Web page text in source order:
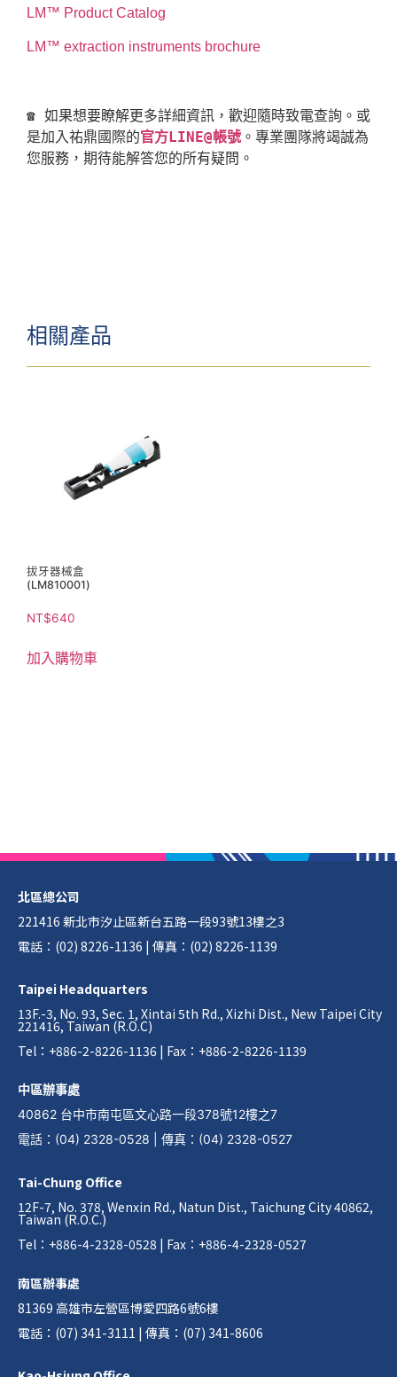
LM™ Product Catalog
LM™ extraction instruments brochure
☎ 如果想要瞭解更多詳細資訊，歡迎隨時致電查詢。或
是加入祐鼎國際的官方LINE@帳號 。專業團隊將竭誠為
相關產品
拔牙器械盒
(LM810001)
NT$640
加入購物車
北區總公司
221416 新北市汐止區新台五路一段93號13樓之3
電話：(02) 8226-1136 | 傳真：(02) 8226-1139
Taipei Headquarters
13F.-3, No. 93, Sec. 1, Xintai 5th Rd., Xizhi Dist., New Taipei City
221416, Taiwan (R.O.C)
Tel：+886-2-8226-1136 | Fax：+886-2-8226-1139
中區辦事處
40862 台中市南屯區文心路一段378號12樓之7
電話 ： (04) 2328-0528 傳真 ： (04) 2328-0527
Tai-Chung Office
12F-7, No. 378, Wenxin Rd., Natun Dist., Taichung City 40862,
Taiwan (R.O.C.)
Tel：+886-4-2328-0528 | Fax：+886-4-2328-0527
南區辦事處
81369 高雄市左營區博愛四路6號6樓
電話：(07) 341-3111 | 傳真：(07) 341-8606